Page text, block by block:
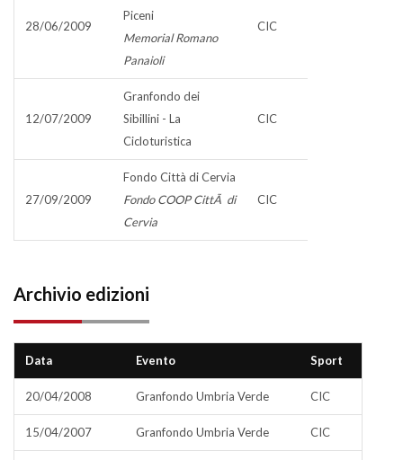
28/06/2009
Piceni
Memorial Romano
Panaioli
CIC
12/07/2009
Granfondo dei
Sibillini - La
Cicloturistica
CIC
27/09/2009
Fondo Città di Cervia
Fondo COOP CittÃ di
Cervia
CIC
Archivio edizioni
Data Evento Sport
20/04/2008 Granfondo Umbria Verde CIC
15/04/2007 Granfondo Umbria Verde CIC